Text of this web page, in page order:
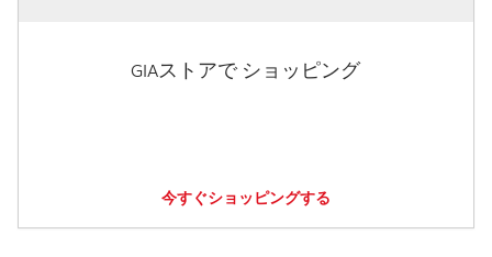
GIAストアで ショッピング
今すぐショッピングする